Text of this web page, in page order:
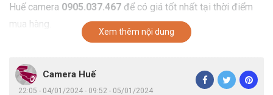
Huế camera 0905.037.467 để có giá tốt nhất tại thời điểm
mua hàng.
Xem thêm nội dung
Camera Huế
22:05 - 04/01/2024 - 09:52 - 05/01/2024